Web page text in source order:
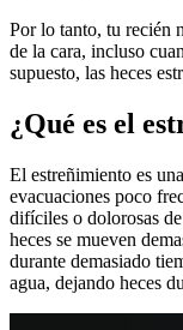
Por lo tanto, tu recién
de la cara, incluso
supuesto, las heces
¿Qué es el
El estreñimiento es
evacuaciones poco
difíciles o dolorosas
heces se mueven
durante demasiado
agua, dejando heces